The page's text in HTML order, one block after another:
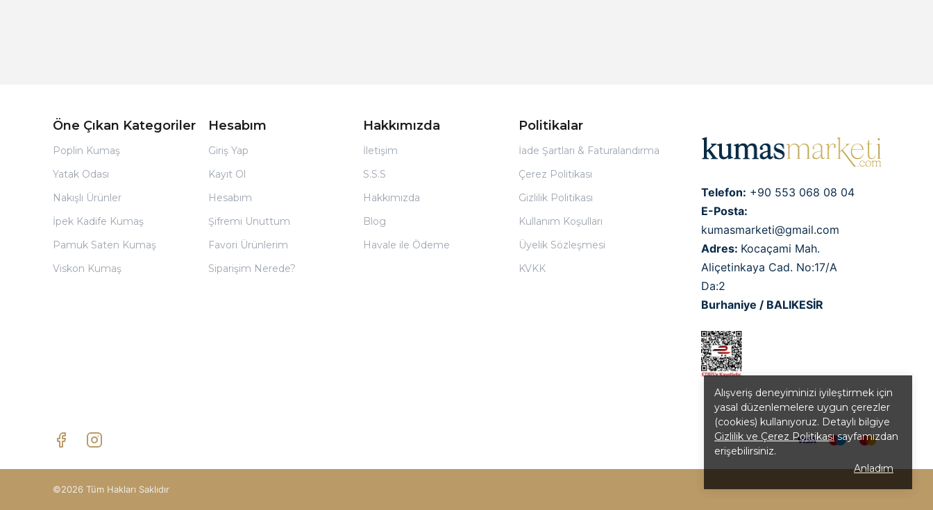
Alışveriş deneyiminizi iyileştirmek için
yasal düzenlemelere uygun çerezler
(cookies) kullanıyoruz. Detaylı bilgiye
Gizlilik ve Çerez Politikasısayfamızdan
erişebilirsiniz.
Anladım
Öne Çıkan Kategoriler
Poplin Kumaş
Yatak Odası
Nakışlı Ürünler
İpek Kadife Kumaş
Pamuk Saten Kumaş
Viskon Kumaş
Hesabım
Giriş Yap
Kayıt Ol
Hesabım
Şifremi Unuttum
Favori Ürünlerim
Siparişim Nerede?
Hakkımızda
İletişim
S.S.S
Hakkımızda
Blog
Havale ile Ödeme
Politikalar
İade Şartları & Faturalandırma
Çerez Politikası
Gizlilik Politikası
Kullanım Koşulları
Üyelik Sözleşmesi
KVKK
Telefon: +90 553 068 08 04
E-Posta:
kumasmarketi@gmail.com
Adres: Kocaçami Mah.
Aliçetinkaya Cad. No:17/A
Da:2
Burhaniye / BALIKESİR
©2026 Tüm Hakları Saklıdır